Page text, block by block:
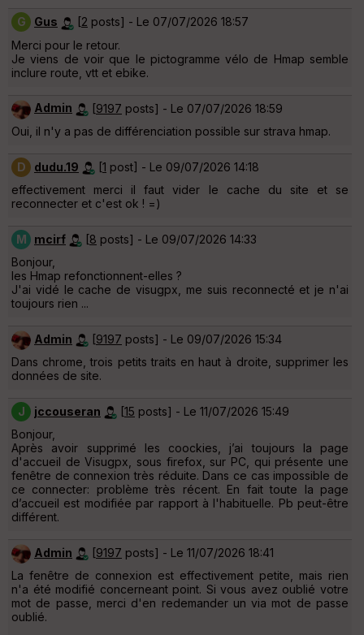
G Gus [2 posts] - Le 07/07/2026 18:57
Merci pour le retour.
Je viens de voir que le pictogramme vélo de Hmap semble
inclure route, vtt et ebike.
Admin [9197 posts] - Le 07/07/2026 18:59
Oui, il n'y a pas de différenciation possible sur strava hmap.
D dudu.19 [1 post] - Le 09/07/2026 14:18
effectivement merci il faut vider le cache du site et se
reconnecter et c'est ok ! =)
M mcirf [8 posts] - Le 09/07/2026 14:33
Bonjour,
les Hmap refonctionnent-elles ?
J'ai vidé le cache de visugpx, me suis reconnecté et je n'ai
toujours rien ...
Admin [9197 posts] - Le 09/07/2026 15:34
Dans chrome, trois petits traits en haut à droite, supprimer les
données de site.
J jccouseran [15 posts] - Le 11/07/2026 15:49
Bonjour,
Après avoir supprimé les coockies, j’ai toujours la page
d'accueil de Visugpx, sous firefox, sur PC, qui présente une
fenêtre de connexion très réduite. Dans ce cas impossible de
ce connecter: problème très récent. En fait toute la page
d’accueil est modifiée par rapport à l'habituelle. Pb peut-être
différent.
Admin [9197 posts] - Le 11/07/2026 18:41
La fenêtre de connexion est effectivement petite, mais rien
n'a été modifié concerneant point. Si vous avez oublié votre
mot de passe, merci d'en redemander un via mot de passe
oublié.